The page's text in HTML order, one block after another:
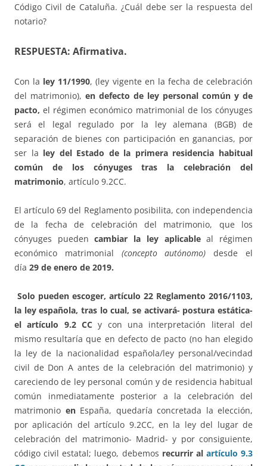
Código Civil de Cataluña. ¿Cuál debe ser la respuesta del
notario?
RESPUESTA: Afirmativa.
Con la ley 11/1990, (ley vigente en la fecha de celebración
del matrimonio), en defecto de ley personal común y de
pacto, el régimen económico matrimonial de los cónyuges
será el legal regulado por la ley alemana (BGB) de
separación de bienes con participación en ganancias, por
ser la ley del Estado de la primera residencia habitual
común de los cónyuges tras la celebración del
matrimonio, artículo 9.2CC.
El artículo 69 del Reglamento posibilita, con independencia
de la fecha de celebración del matrimonio, que los
cónyuges puedencambiar la ley aplicableal régimen
económico matrimonial (concepto autónomo)desde el
día 29 de enero de 2019.
Solo pueden escoger, artículo 22 Reglamento 2016/1103,
la ley española, tras lo cual, se activará- postura estática-
el artículo 9.2 CC y con una interpretación literal del
mismo resultaría que en defecto de pacto (no han elegido
la ley de la nacionalidad española/ley personal/vecindad
civil de Don A antes de la celebración del matrimonio) y
careciendo de ley personal común y de residencia habitual
común inmediatamente posterior a la celebración del
matrimonio enEspaña, quedaría concretada la elección,
por aplicación del artículo 9.2CC, en la ley del lugar de
celebración del matrimonio- Madrid- y por consiguiente,
código civil estatal; luego, debemos recurrir al artículo 9.3